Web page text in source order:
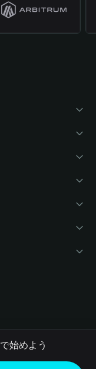
始めよう